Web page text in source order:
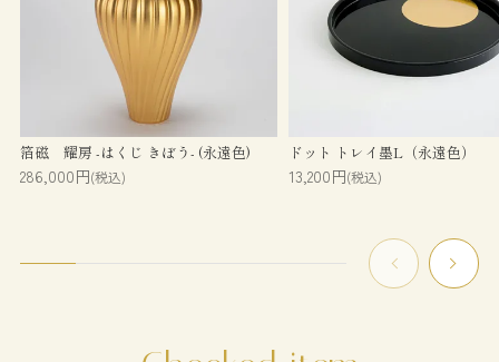
箔磁 耀房 -はくじ きぼう- (永遠色)
286,000円(税込)
ドット トレイ墨L（永遠色）
13,200円(税込)